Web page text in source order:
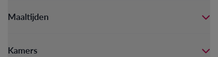
Maaltijden
Kamers